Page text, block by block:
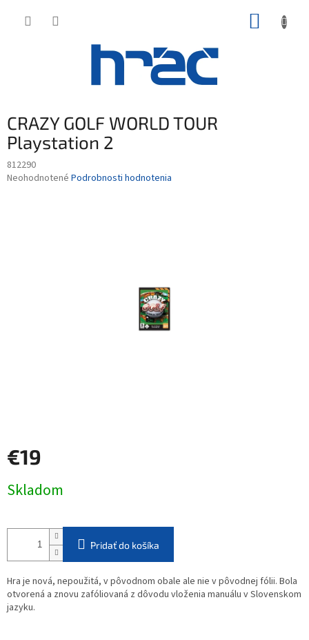
CRAZY GOLF WORLD TOUR
Playstation 2
812290
Priemerné
Neohodnotené Podrobnosti hodnotenia
€19
cena:
Skladom
Pridať do košíka
Hra je nová, nepoužitá, v pôvodnom obale ale nie v pôvodnej fólii. Bola
otvorená a znovu zafóliovaná z dôvodu vloženia manuálu v Slovenskom
jazyku.